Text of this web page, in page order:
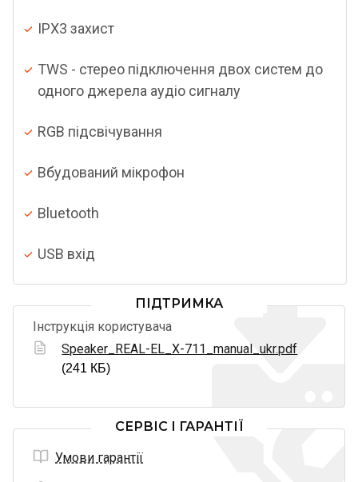
IPX3 захист
TWS - стерео підключення двох систем до
одного джерела аудіо сигналу
RGB підсвічування
Вбудований мікрофон
Bluetooth
USB вхід
ПІДТРИМКА
Інструкція користувача
Speaker_REAL-EL_X-711_manual_ukr.pdf
(241 КБ)
СЕРВІС І ГАРАНТІЇ
Умови гарантії